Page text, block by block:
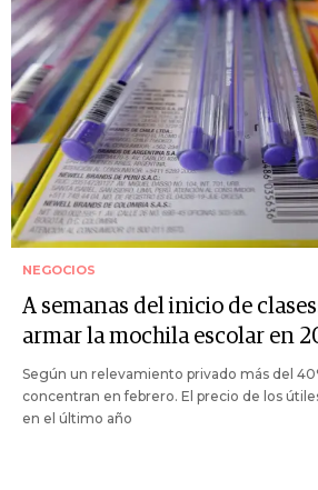
NEGOCIOS
A semanas del inicio de
armar la mochila escolar en
Según un relevamiento privado más del
concentran en febrero. El precio de los
en el último año